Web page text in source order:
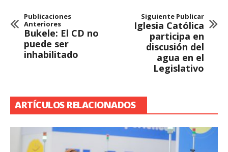
Publicaciones
Anteriores
Bukele: El CD no
puede ser
inhabilitado
Siguiente Publicar
Iglesia Católica
participa en
discusión del
agua en el
Legislativo
ARTÍCULOS RELACIONADOS